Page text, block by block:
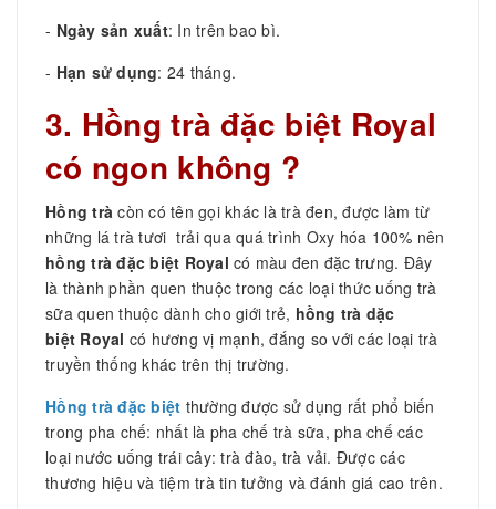
- Ngày sản xuất: In trên bao bì.
- Hạn sử dụng: 24 tháng.
3. Hồng trà đặc biệt Royal
có ngon không ?
Hồng tràcòn có tên gọi khác là trà đen, được làm từ
những lá trà tươi trải qua quá trình Oxy hóa 100% nên
hồng trà đặc biệt Royal có màu đen đặc trưng. Đây
là thành phần quen thuộc trong các loại thức uống trà
sữa quen thuộc dành cho giới trẻ, hồng trà dặc
biệt Royal có hương vị mạnh, đắng so với các loại trà
truyền thống khác trên thị trường.
Hồng trà đặc biệt thường được sử dụng rất phổ biến
trong pha chế: nhất là pha chế trà sữa, pha chế các
loại nước uống trái cây: trà đào, trà vải. Được các
thương hiệu và tiệm trà tin tưởng và đánh giá cao trên.